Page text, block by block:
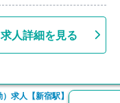
求人詳細を見る
求人【新宿駅】